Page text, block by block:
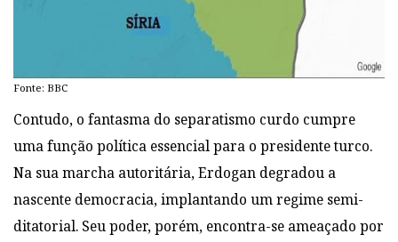
Fonte: BBC
Contudo, o fantasma do separatismo curdo cumpre
uma função política essencial para o presidente turco.
Na sua marcha autoritária, Erdogan degradou a
nascente democracia, implantando um regime semi-
ditatorial. Seu poder, porém, encontra-se ameaçado por